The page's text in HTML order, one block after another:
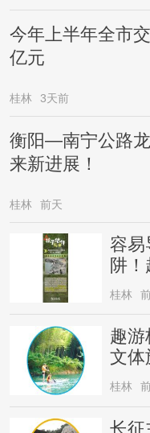
今年上半年全市
亿元
桂林 3天前
衡阳—南宁公路
来新进展！
桂林 前天
容易
阱
桂林
趣游
文体
桂林
长征